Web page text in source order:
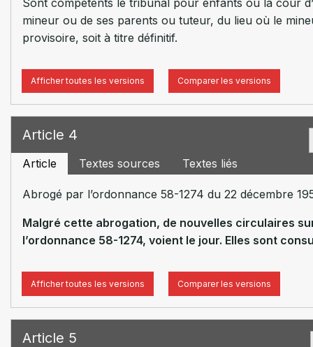
mineur ou de ses parents ou tuteur, du lieu où le
provisoire, soit à titre définitif.
Afficher toutes les versions Comparer les versions
Article 4
Article Textes sources Textes liés
Abrogé par l’ordonnance 58-1274 du 22 décembre
Malgré cette abrogation, de nouvelles circulaires
l’ordonnance 58-1274, voient le jour. Elles sont
Afficher toutes les versions Comparer les versions
Article 5